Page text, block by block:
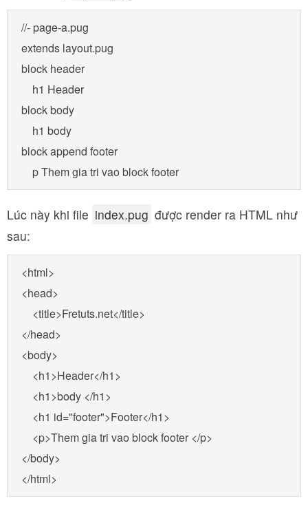
//- page-a.pug
extends layout.pug
block header
    h1 Header
block body
    h1 body
block append footer
Lúc này khi file index.pug được render ra HTML như
sau:
<html>
<head>
    <title>Fretuts.net</title>
</head>
<body>
    <h1>Header</h1>
    <h1>body </h1>
    <h1 id="footer">Footer</h1>
    <p>Them gia tri vao block footer </p>
</body>
</html>